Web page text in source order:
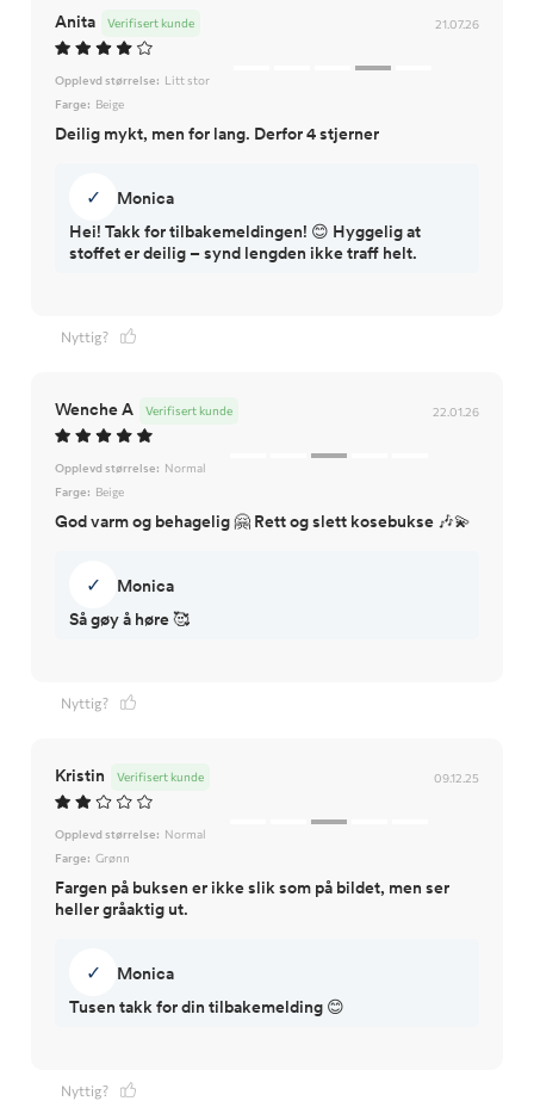
Anita 21.07.26
Verifisert kunde
Opplevd størrelse: Litt stor
Farge: Beige
Deilig mykt, men for lang. Derfor 4 stjerner
✓
Monica
Hei! Takk for tilbakemeldingen! 😊 Hyggelig at
stoffet er deilig – synd lengden ikke traff helt.
Nyttig?
Wenche A 22.01.26
Verifisert kunde
Opplevd størrelse: Normal
Farge: Beige
God varm og behagelig 🤗 Rett og slett kosebukse 🎶💫
✓
Monica
Så gøy å høre 🥰
Nyttig?
Kristin 09.12.25
Verifisert kunde
Opplevd størrelse: Normal
Farge: Grønn
Fargen på buksen er ikke slik som på bildet, men ser
heller gråaktig ut.
✓
Monica
Tusen takk for din tilbakemelding 😊
Nyttig?